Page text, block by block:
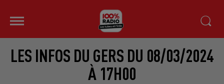
LES INFOS DU GERS DU 08/03/2024
À 17H00